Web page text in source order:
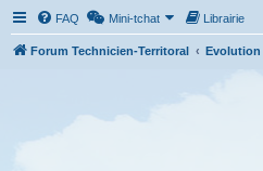
FAQ Mini-tchat Librairie
Forum Technicien-Territoral Evolution